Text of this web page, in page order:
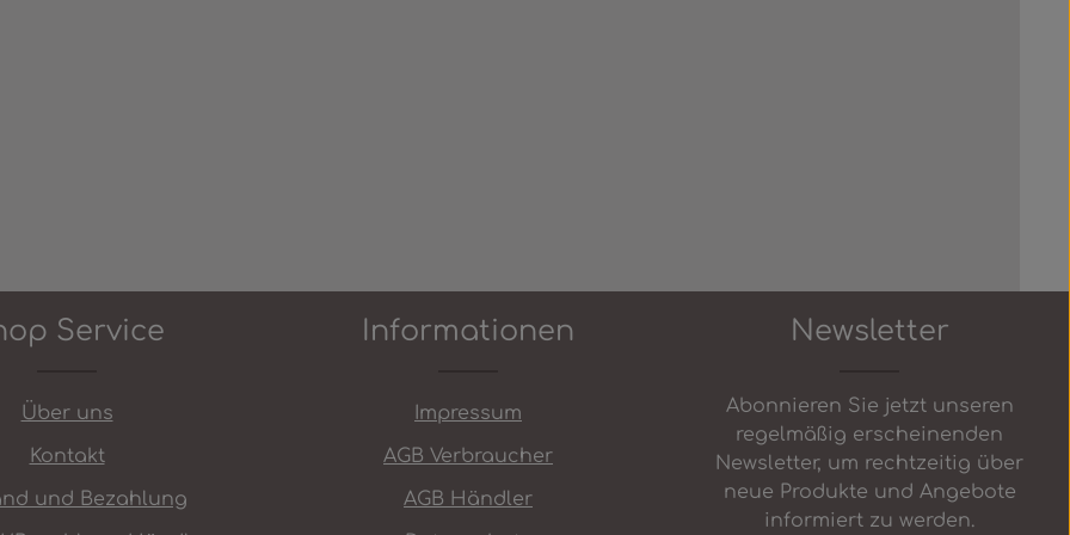
Service
Über uns
Kontakt
und Bezahlung
Informationen
Impressum
AGB Verbraucher
AGB Händler
Newsletter
Abonnieren Sie jetzt unseren
regelmäßig erscheinenden
Newsletter, um rechtzeitig über
neue Produkte und Angebote
informiert zu werden.